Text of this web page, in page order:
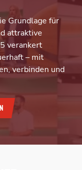
Grundlage für
attraktive
verankert
– mit
verbinden und